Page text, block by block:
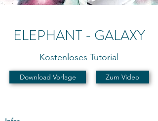
ELEPHANT - GALAXY
Kostenloses Tutorial
Download Vorlage Zum Video